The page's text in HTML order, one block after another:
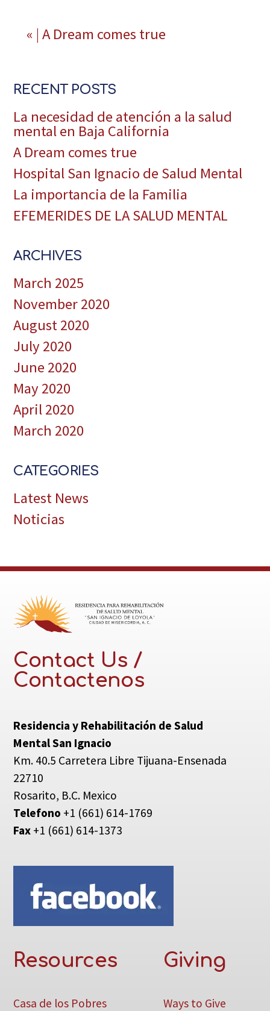
Continue
« | A Dream comes true
RECENT POSTS
La necesidad de atención a la salud
mental en Baja California
A Dream comes true
Hospital San Ignacio de Salud Mental
La importancia de la Familia
EFEMERIDES DE LA SALUD MENTAL
ARCHIVES
March 2025
November 2020
August 2020
July 2020
June 2020
May 2020
April 2020
March 2020
CATEGORIES
Latest News
Noticias
Contact Us /
Contactenos
Residencia y Rehabilitación de Salud
Mental San Ignacio
Km. 40.5 Carretera Libre Tijuana-Ensenada
22710
Rosarito, B.C. Mexico
Telefono +1 (661) 614-1769
Fax +1 (661) 614-1373
Resources
Casa de los Pobres
Giving
Ways to Give